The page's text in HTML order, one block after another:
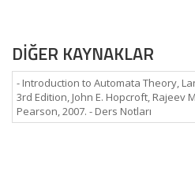
DİĞER KAYNAKLAR
- Introduction to Automata Theory,
3rd Edition, John E. Hopcroft, Rajeev
Pearson, 2007. - Ders Notları